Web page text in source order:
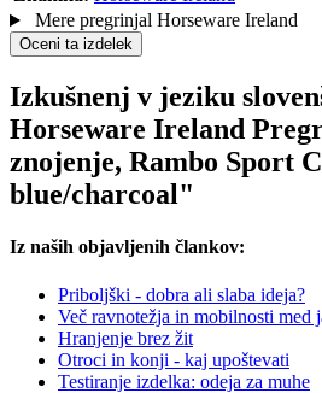
Mere pregrinjal Horseware Ireland
Oceni ta izdelek
Izkušnenj v jeziku
Horseware Ireland
znojenje, Rambo Sport
blue/charcoal"
Iz naših objavljenih člankov:
Priboljški - dobra ali slaba ideja?
Več ravnotežja in mobilnosti med
Hranjenje brez žit
Otroci in konji - kaj upoštevati
Testiranje izdelka: odeja za muhe